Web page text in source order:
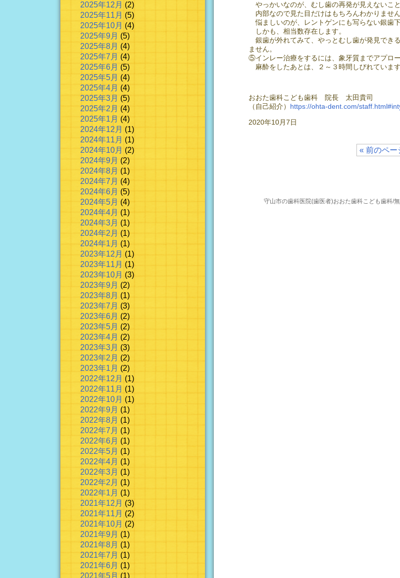
2025年12月 (2)
2025年11月 (5)
2025年10月 (4)
2025年9月 (5)
2025年8月 (4)
2025年7月 (4)
2025年6月 (5)
2025年5月 (4)
2025年4月 (4)
2025年3月 (5)
2025年2月 (4)
2025年1月 (4)
2024年12月 (1)
2024年11月 (1)
2024年10月 (2)
2024年9月 (2)
2024年8月 (1)
2024年7月 (4)
2024年6月 (5)
2024年5月 (4)
2024年4月 (1)
2024年3月 (1)
2024年2月 (1)
2024年1月 (1)
2023年12月 (1)
2023年11月 (1)
2023年10月 (3)
2023年9月 (2)
2023年8月 (1)
2023年7月 (3)
2023年6月 (2)
2023年5月 (2)
2023年4月 (2)
2023年3月 (3)
2023年2月 (2)
2023年1月 (2)
2022年12月 (1)
2022年11月 (1)
2022年10月 (1)
2022年9月 (1)
2022年8月 (1)
2022年7月 (1)
2022年6月 (1)
2022年5月 (1)
2022年4月 (1)
2022年3月 (1)
2022年2月 (1)
2022年1月 (1)
2021年12月 (3)
2021年11月 (2)
2021年10月 (2)
2021年9月 (1)
2021年8月 (1)
2021年7月 (1)
2021年6月 (1)
2021年5月 (1)
やっかいなのが、むし歯の再発が見えないこと
内部なので見た目だけはもちろんわかりません
悩ましいのが、レントゲンにも写らない銀歯
しかも、相当数存在します。
銀歯が外れてみて、やっとむし歯が発見でき
ません。
⑤インレー治療をするには、象牙質までアプロ
麻酔をしたあとは、２～３時間しびれています
おおた歯科こども歯科 院長 太田貴司
（自己紹介） https://ohta-dent.com/
2020年10月7日
« 前のペー
守山市の歯科医院(歯医者)おおた歯科こども歯科/